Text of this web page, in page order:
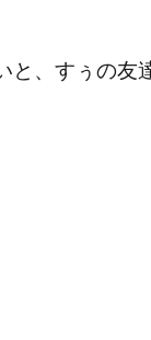
と、すぅの友